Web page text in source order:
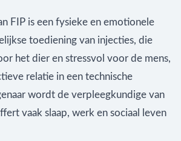
FIP is een fysieke en emotionele
toediening van injecties, die
het dier en stressvol voor de mens,
relatie in een technische
wordt de verpleegkundige van
vaak slaap, werk en sociaal leven